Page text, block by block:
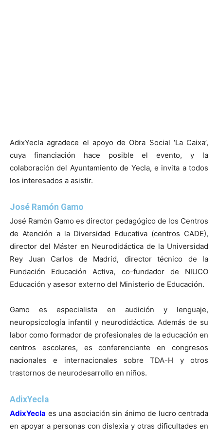
AdixYecla agradece el apoyo de Obra Social ‘La Caixa’,
cuya financiación hace posible el evento, y la
colaboración del Ayuntamiento de Yecla, e invita a todos
los interesados a asistir.
José Ramón Gamo
José Ramón Gamo es director pedagógico de los Centros
de Atención a la Diversidad Educativa (centros CADE),
director del Máster en Neurodidáctica de la Universidad
Rey Juan Carlos de Madrid, director técnico de la
Fundación Educación Activa, co-fundador de NIUCO
Educación y asesor externo del Ministerio de Educación.
Gamo es especialista en audición y lenguaje,
neuropsicología infantil y neurodidáctica. Además de su
labor como formador de profesionales de la educación en
centros escolares, es conferenciante en congresos
nacionales e internacionales sobre TDA-H y otros
trastornos de neurodesarrollo en niños.
AdixYecla
AdixYecla es una asociación sin ánimo de lucro centrada
en apoyar a personas con dislexia y otras dificultades en